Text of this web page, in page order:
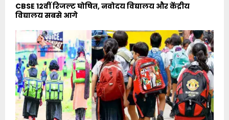
CBSE 12वीं रिजल्ट घोषित, नवोदय विद्यालय और केंद्रीय
विद्यालय सबसे आगे